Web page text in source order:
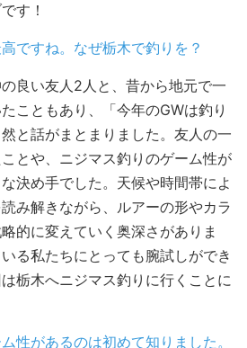
す！
ですね。なぜ栃木で釣りを？
良い友人2人と、昔から地元で一
こともあり、「今年のGWは釣り
と話がまとまりました。友人の一
とや、ニジマス釣りのゲーム性が
決め手でした。天候や時間帯によ
み解きながら、ルアーの形やカラ
的に変えていく奥深さがありま
る私たちにとっても腕試しができ
栃木へニジマス釣りに行くことに
性があるのは初めて知りました。